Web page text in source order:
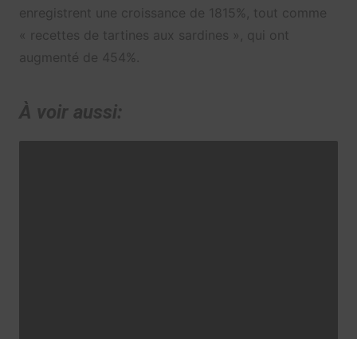
enregistrent une croissance de 1815%, tout comme
« recettes de tartines aux sardines », qui ont
augmenté de 454%.
À voir aussi: